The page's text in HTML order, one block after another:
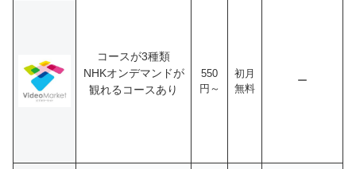
コースが3種類
NHKオンデマンドが
観れるコースあり
550
円～
初月
無料
ー